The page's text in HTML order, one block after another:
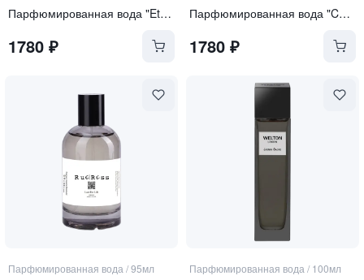
Парфюмированная вода "Etno"
1780 ₽
Парфюмированная вода "Carte Blanche"
1780₽
Парфюмированная вода /95мл Парфюмированная вода / 100мл